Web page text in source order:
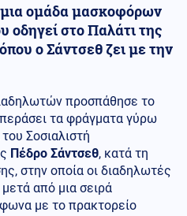
ομάδα μασκοφόρων
οδηγεί στο Παλάτι της
ο Σάντσεθ ζει με την
προσπάθησε το
τα φράγματα γύρω
Σοσιαλιστή
Πέδρο Σάντσεθ, κατά τη
στην οποία οι διαδηλωτές
από μια σειρά
με το πρακτορείο